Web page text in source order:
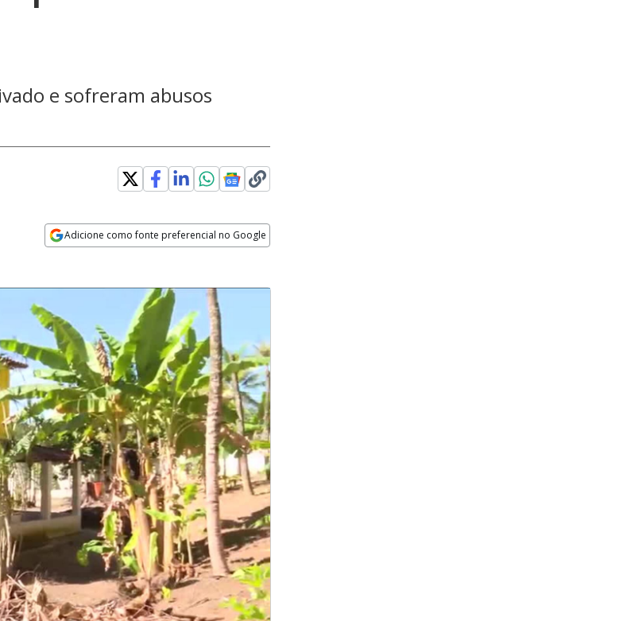
e sofreram abusos
Adicione como fonte preferencial no Google